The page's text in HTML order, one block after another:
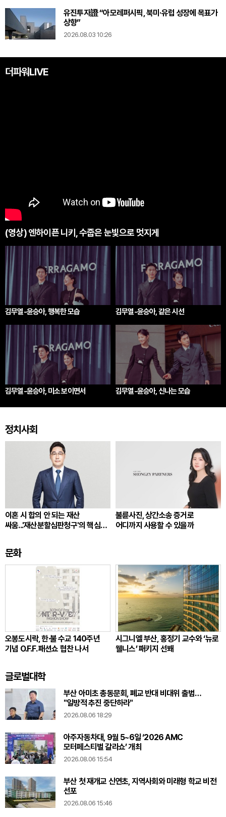
유진투자證 “아모레퍼시픽, 북미·유럽 성장에 목표가
상향”
2026.08.03 10:26
더파워LIVE
(영상) 엔하이픈 니키, 수줍은 눈빛으로 멋지게
김무열-윤승아, 행복한 모습 김무열-윤승아, 같은 시선
김무열-윤승아, 미소 보이면서 김무열-윤승아, 신나는 모습
정치사회
이혼 시 합의 안 되는 재산
싸움...'재산분할심판청구'의 핵심
불륜사진, 상간소송 증거로
어디까지 사용할 수 있을까
문화
오봉도시락, 한·불 수교 140주년
기념 O.F.F. 패션쇼 협찬 나서
시그니엘 부산, 홍정기 교수와 ‘뉴로
웰니스’ 패키지 선봬
글로벌대학
부산 아미초 총동문회, 폐교 반대 비대위 출범…
"일방적 추진 중단하라"
2026.08.06 18:29
아주자동차대, 9월 5~6일 ‘2026 AMC
모터페스티벌 갈라쇼’ 개최
2026.08.06 15:54
부산 첫 재개교 신연초, 지역사회와 미래형 학교 비전
선포
2026.08.06 15:46